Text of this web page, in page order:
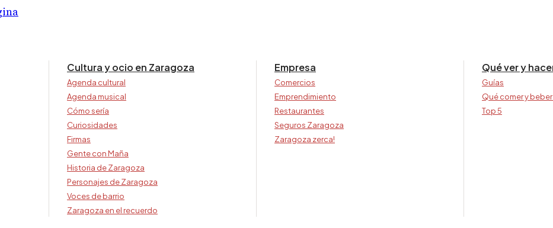
Cultura y ocio en Zaragoza
Agenda cultural
Agenda musical
Cómo sería
Curiosidades
Firmas
Gente con Maña
Historia de Zaragoza
Personajes de Zaragoza
Voces de barrio
Zaragoza en el recuerdo
Empresa
Comercios
Emprendimiento
Restaurantes
Seguros Zaragoza
Zaragoza zerca!
Qué ver y
Guías
Qué comer y
Top 5